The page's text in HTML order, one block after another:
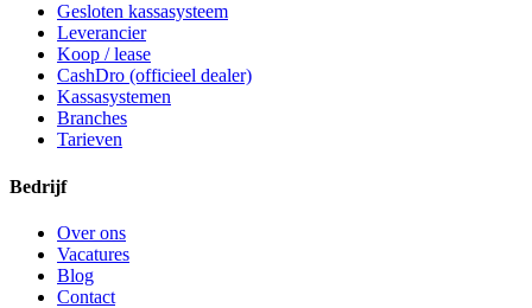
Gesloten kassasysteem
Leverancier
Koop / lease
CashDro (officieel dealer)
Kassasystemen
Branches
Tarieven
Bedrijf
Over ons
Vacatures
Blog
Contact